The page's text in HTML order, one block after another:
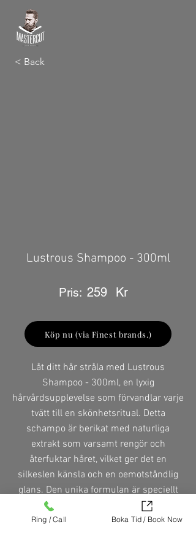
< Back
Lustrous Shampoo - 300ml
Pris: 259 Kr
Köp nu (via Finest brands.)
Låt ditt hår stråla med Lustrous
Shampoo - 300ml, en lyxig
hårvårdsupplevelse som förvandlar varje
tvätt till en skönhetsritual. Detta
schampo är berikat med naturliga
extrakt som varsamt rengör och
återfuktar håret, vilket ger det en
silkeslen känsla och en oemotståndlig
glans. Den unika formulan är speciellt
framtagen för att stärka hårets struktur
och skydda mot dagliga påfrestningar,
Ring / Call Boka Tid / Book Now